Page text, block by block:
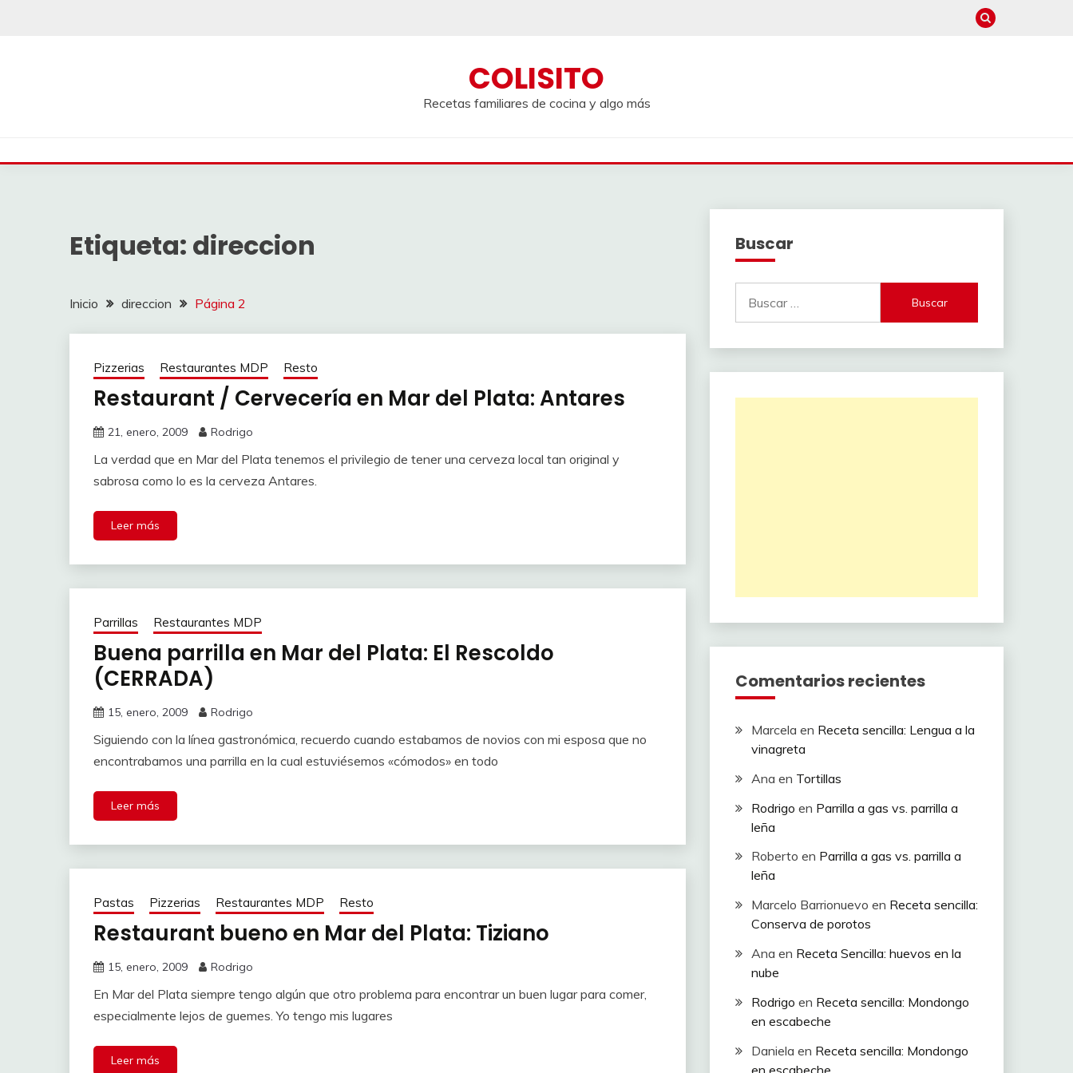
COLISITO
Recetas familiares de cocina y algo más
Etiqueta: direccion
Inicio direccion Página 2
Pizzerias Restaurantes MDP Resto
Restaurant / Cervecería en Mar del Plata: Antares
21, enero, 2009 Rodrigo
La verdad que en Mar del Plata tenemos el privilegio de tener una cerveza local tan original y
sabrosa como lo es la cerveza Antares.
Leer más
Parrillas Restaurantes MDP
Buena parrilla en Mar del Plata: El Rescoldo
(CERRADA)
15, enero, 2009 Rodrigo
Siguiendo con la línea gastronómica, recuerdo cuando estabamos de novios con mi esposa que no
encontrabamos una parrilla en la cual estuviésemos «cómodos» en todo
Leer más
Pastas Pizzerias Restaurantes MDP Resto
Restaurant bueno en Mar del Plata: Tiziano
15, enero, 2009 Rodrigo
En Mar del Plata siempre tengo algún que otro problema para encontrar un buen lugar para comer,
especialmente lejos de guemes. Yo tengo mis lugares
Leer más
Buscar
Comentarios recientes
Marcela en Receta sencilla: Lengua a la
vinagreta
Ana en Tortillas
Rodrigo en Parrilla a gas vs. parrilla a
leña
Roberto en Parrilla a gas vs. parrilla a
leña
Marcelo Barrionuevo en Receta sencilla:
Conserva de porotos
Ana en Receta Sencilla: huevos en la
nube
Rodrigo en Receta sencilla: Mondongo
en escabeche
Daniela en Receta sencilla: Mondongo
en escabeche